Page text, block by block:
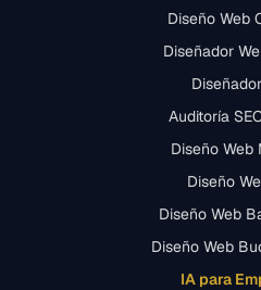
Diseño Web
Diseñador
Auditoría
Diseño Web
Diseño
Diseño Web
Diseño Web
IA para